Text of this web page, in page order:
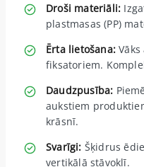
Droši materiāli:
plastmasas (PP)
Ērta lietošana:
fiksatoriem.
Daudzpusība:
aukstiem
krāsnī.
Svarīgi: Šķidrus
vertikālā stāvoklī.